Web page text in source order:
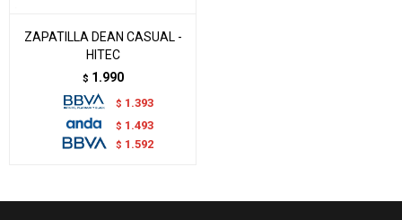
ZAPATILLA DEAN CASUAL -
HITEC
$ 1.990
$ 1.393
$ 1.493
$ 1.592